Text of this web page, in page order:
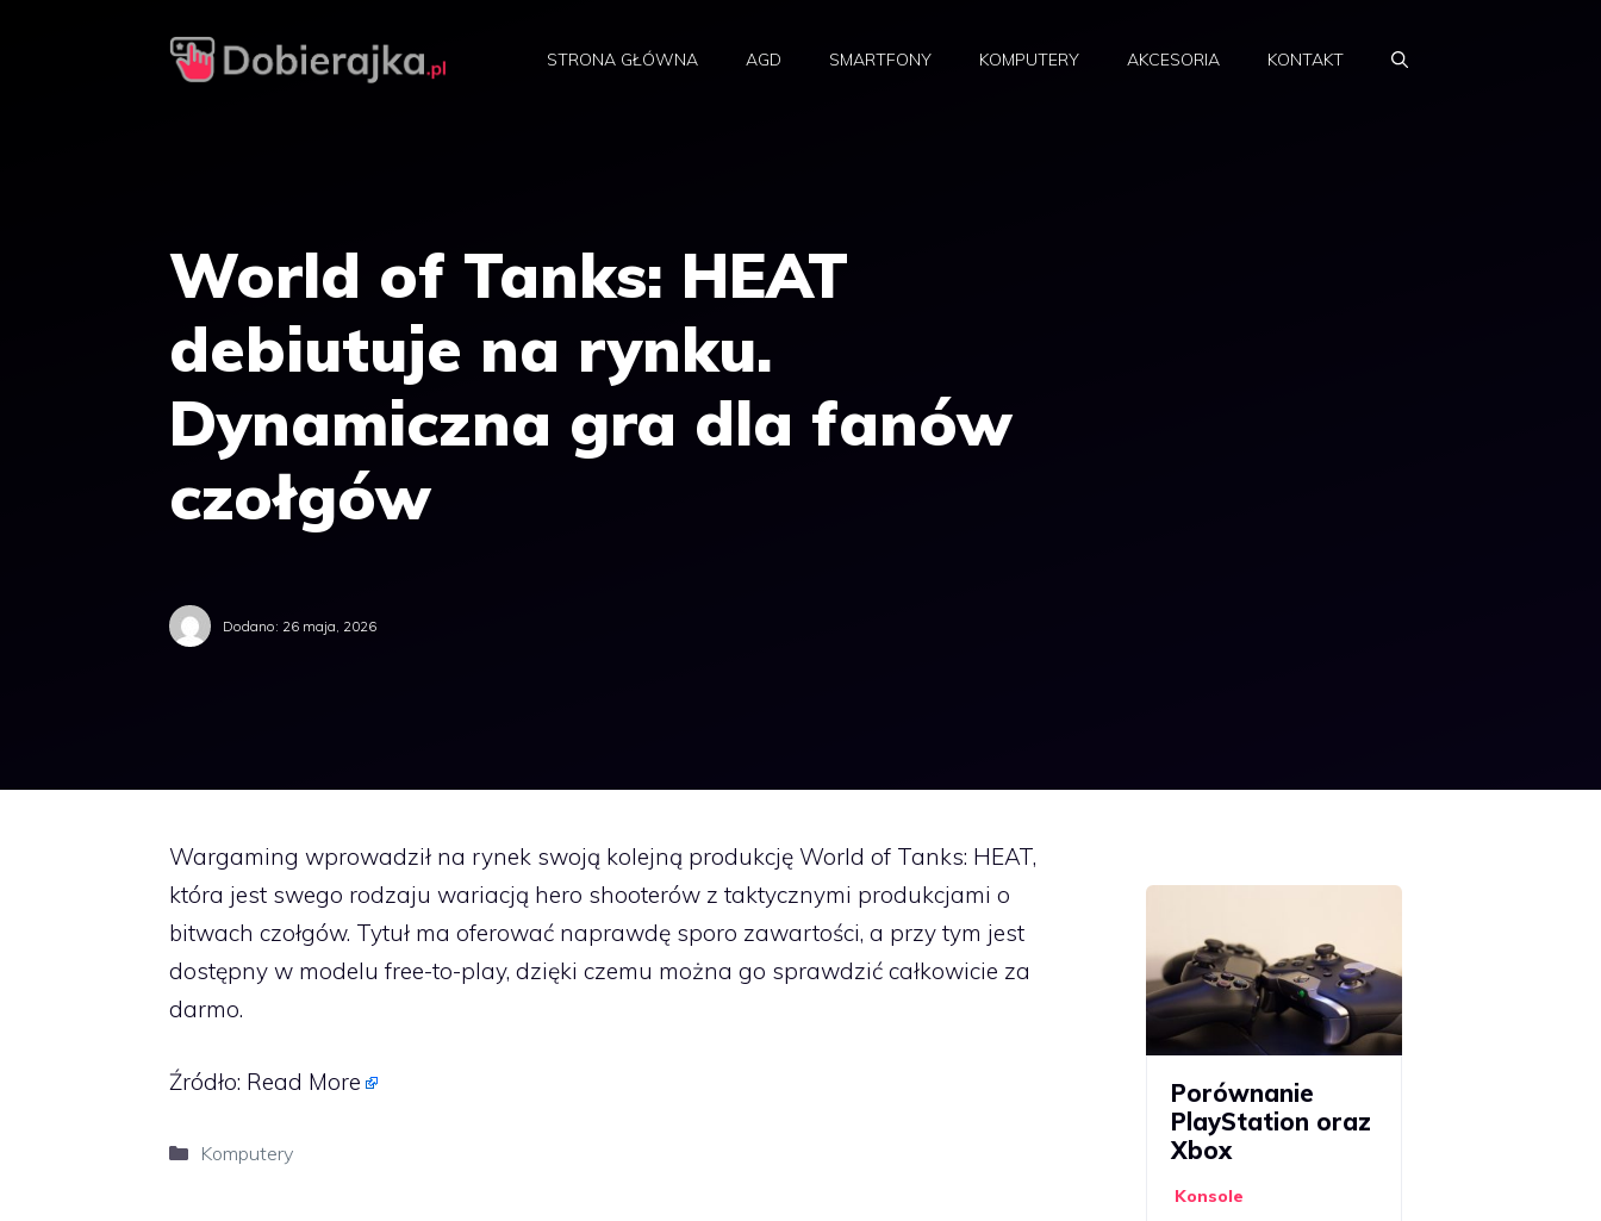
STRONA GŁÓWNA AGD SMARTFONY KOMPUTERY AKCESORIA KONTAKT
World of Tanks: HEAT
debiutuje na rynku.
Dynamiczna gra dla fanów
czołgów
Dodano: 26 maja, 2026
Wargaming wprowadził na rynek swoją kolejną produkcję World of Tanks: HEAT,
która jest swego rodzaju wariacją hero shooterów z taktycznymi produkcjami o
bitwach czołgów. Tytuł ma oferować naprawdę sporo zawartości, a przy tym jest
dostępny w modelu free-to-play, dzięki czemu można go sprawdzić całkowicie za
darmo.
Źródło: Read More
Kategorie
Komputery
Porównanie
PlayStation oraz
Xbox
Konsole